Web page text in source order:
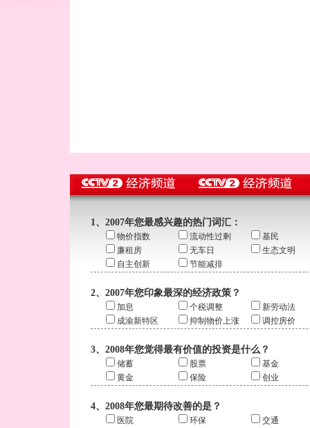
1、2007年您最感兴趣的热门词汇：
物价指数 流动性过剩
基民
廉租房
无车日
生态文明
自主创新
节能减排
2、2007年您印象最深的经济政策？
加息 个税调整
新劳动法
成渝新特区
抑制物价上涨 调控房价
3、2008年您觉得最有价值的投资是什么？
储蓄 股票
基金
黄金
保险 创业
4、2008年您最期待改善的是？
医院 环保
交通